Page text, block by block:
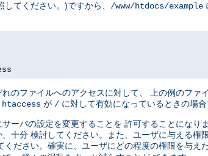
してください。)ですから、 /www/htdocs/example
のファイルへのアクセスに対して、 上の例のフ
が / に対して有効になっているときの場
ーバの設定を変更することを 許可することにな
十分 検討してください。また、ユーザに与える
ださい。確実に、ユーザにどの程度の権限を与え